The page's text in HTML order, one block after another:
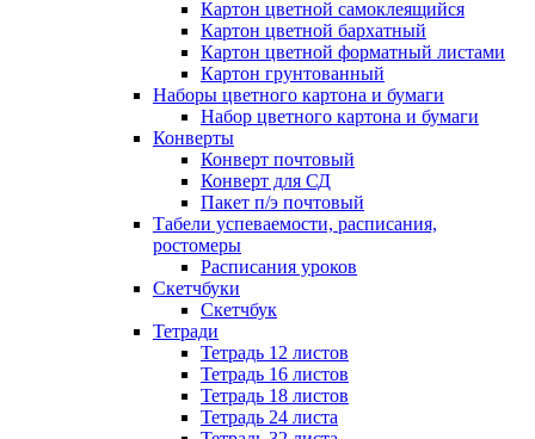
Картон цветной самоклеящийся
Картон цветной бархатный
Картон цветной форматный листами
Картон грунтованный
Наборы цветного картона и бумаги
Набор цветного картона и бумаги
Конверты
Конверт почтовый
Конверт для СД
Пакет п/э почтовый
Табели успеваемости, расписания,
ростомеры
Расписания уроков
Скетчбуки
Скетчбук
Тетради
Тетрадь 12 листов
Тетрадь 16 листов
Тетрадь 18 листов
Тетрадь 24 листа